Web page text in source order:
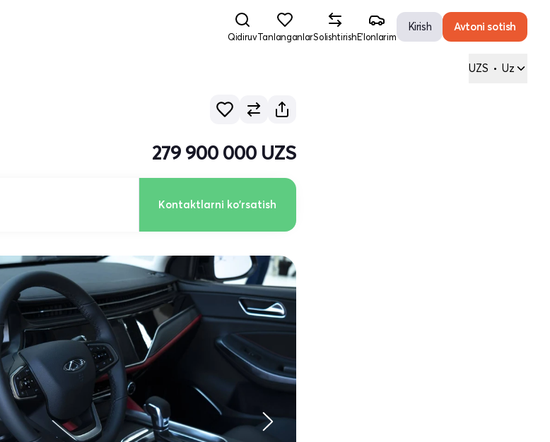
QidiruvTanlanganlarSolishtirishE'lonlarim
Kirish Avtoni sotish
UZS • Uz
279 900 000 UZS
Kontaktlarni ko'rsatish